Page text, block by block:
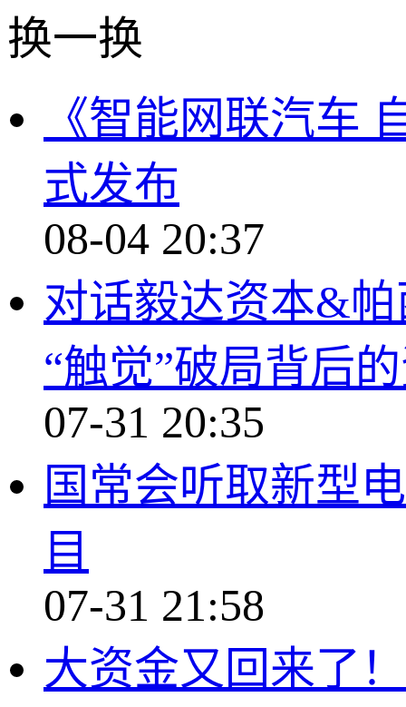
换一换
《智能网联汽车
式发布
08-04 20:37
对话毅达资本&
“触觉”破局背后
07-31 20:35
国常会听取新型
目
07-31 21:58
大资金又回来了